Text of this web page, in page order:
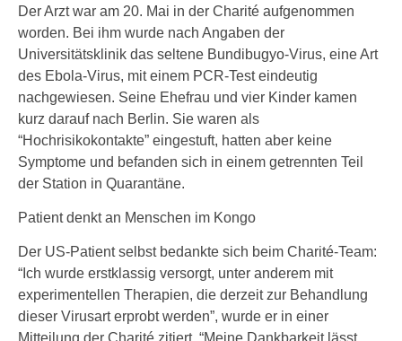
Der Arzt war am 20. Mai in der Charité aufgenommen
worden. Bei ihm wurde nach Angaben der
Universitätsklinik das seltene Bundibugyo-Virus, eine Art
des Ebola-Virus, mit einem PCR-Test eindeutig
nachgewiesen. Seine Ehefrau und vier Kinder kamen
kurz darauf nach Berlin. Sie waren als
“Hochrisikokontakte” eingestuft, hatten aber keine
Symptome und befanden sich in einem getrennten Teil
der Station in Quarantäne.
Patient denkt an Menschen im Kongo
Der US-Patient selbst bedankte sich beim Charité-Team:
“Ich wurde erstklassig versorgt, unter anderem mit
experimentellen Therapien, die derzeit zur Behandlung
dieser Virusart erprobt werden”, wurde er in einer
Mitteilung der Charité zitiert. “Meine Dankbarkeit lässt